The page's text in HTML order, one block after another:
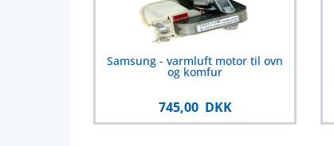
Samsung - varmluft motor til ovn
og komfur
745,00 DKK